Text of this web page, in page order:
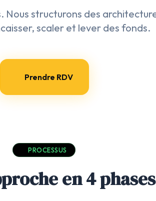
Nous structurons des
scaler et lever des fonds.
Prendre RDV
PROCESSUS
en 4 phases